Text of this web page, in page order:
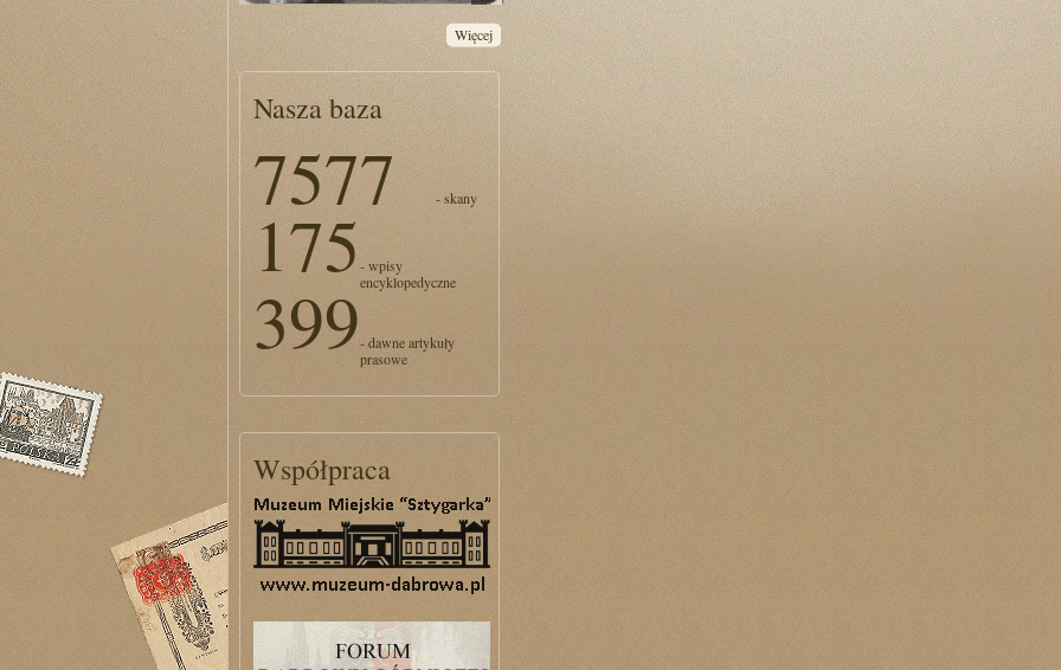
Więcej
Nasza baza
7577 - skany
175 - wpisy
encyklopedyczne
399- dawne artykuły
prasowe
Współpraca